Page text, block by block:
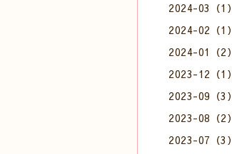
2024-03（1）
2024-02（1）
2024-01（2）
2023-12（1）
2023-09（3）
2023-08（2）
2023-07（3）